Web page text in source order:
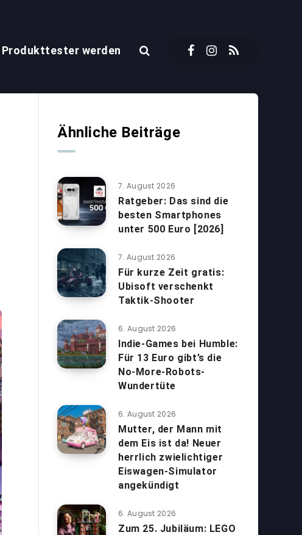
Produkttester werden
Ähnliche Beiträge
7. August 2026
Ratgeber: Das sind die
besten Smartphones
unter 500 Euro [2026]
7. August 2026
Für kurze Zeit gratis:
Ubisoft verschenkt
Taktik-Shooter
6. August 2026
Indie-Games bei Humble:
Für 13 Euro gibt’s die
No-More-Robots-
Wundertüte
6. August 2026
Mutter, der Mann mit
dem Eis ist da! Neuer
herrlich zwielichtiger
Eiswagen-Simulator
angekündigt
6. August 2026
Zum 25. Jubiläum: LEGO